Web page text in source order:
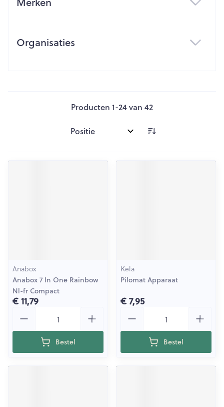
Organisaties
Producten 1-24van 42
Sorteer op:
Anabox
Anabox 7 In One Rainbow
Nl-fr Compact
€ 11,79
Bestel
Kela
Pilomat Apparaat
€ 7,95
Bestel